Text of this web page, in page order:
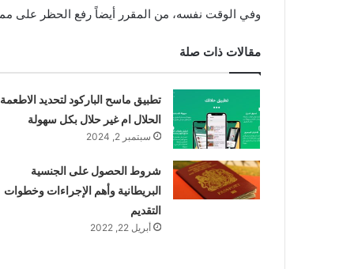
وفي الوقت نفسه، من المقرر أيضاً رفع الحظر على
مقالات ذات صلة
تطبيق ماسح الباركود لتحديد الاطعمة
الحلال ام غير حلال بكل سهولة
سبتمبر 2, 2024
شروط الحصول على الجنسية
البريطانية وأهم الإجراءات وخطوات
التقديم
أبريل 22, 2022